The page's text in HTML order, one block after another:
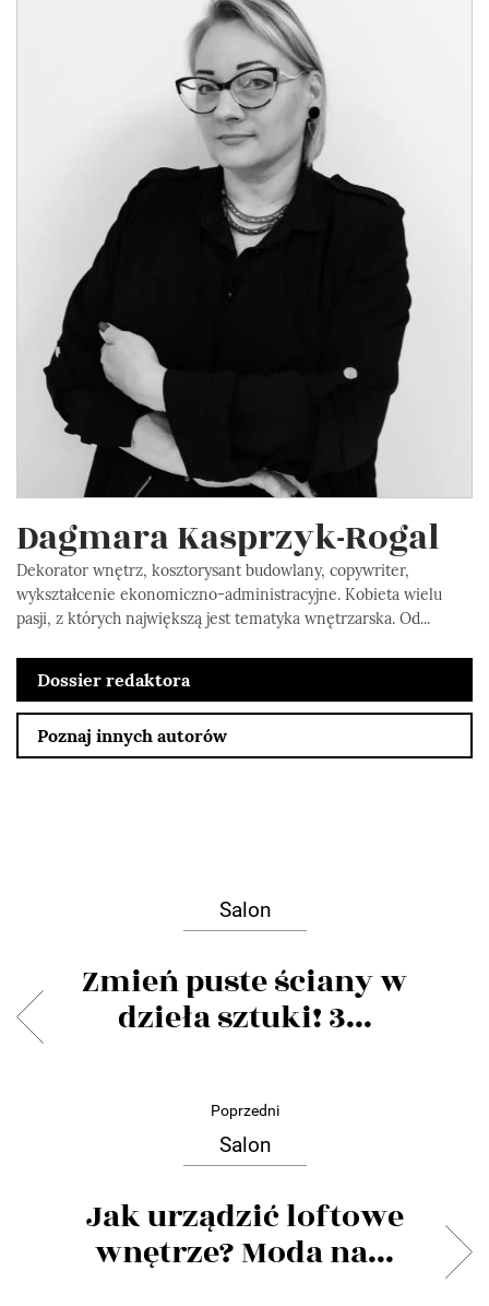
Dagmara Kasprzyk-Rogal
Dekorator wnętrz, kosztorysant budowlany, copywriter,
wykształcenie ekonomiczno-administracyjne. Kobieta wielu
pasji, z których największą jest tematyka wnętrzarska. Od...
Dossier redaktora
Poznaj innych autorów
Salon
Zmień puste ściany w
dzieła sztuki! 3...
Poprzedni
Salon
Jak urządzić loftowe
wnętrze? Moda na...